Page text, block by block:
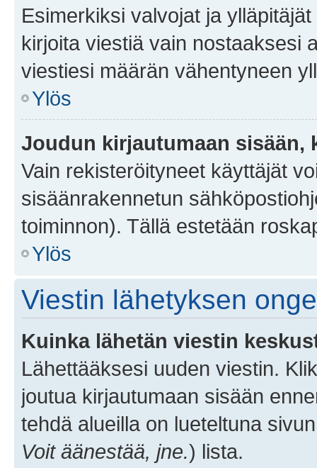
Esimerkiksi valvojat ja
kirjoita viestiä vain nostaaksesi
viestiesi määrän vähentyneen
Ylös
Joudun kirjautumaan sisään,
Vain rekisteröityneet käyttäjät
sisäänrakennetun
toiminnon). Tällä estetään
Ylös
Viestin lähetyksen
Kuinka lähetän viestin
Lähettääksesi uuden viestin.
joutua kirjautumaan sisään
tehdä alueilla on lueteltuna
Voit äänestää, jne.) lista.